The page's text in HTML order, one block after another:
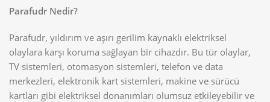
Parafudr Nedir?
Parafudr, yıldırım ve aşırı gerilim kaynaklı elektriksel
olaylara karşı koruma sağlayan bir cihazdır. Bu tür olaylar,
TV sistemleri, otomasyon sistemleri, telefon ve data
merkezleri, elektronik kart sistemleri, makine ve sürücü
kartları gibi elektriksel donanımları olumsuz etkileyebilir ve